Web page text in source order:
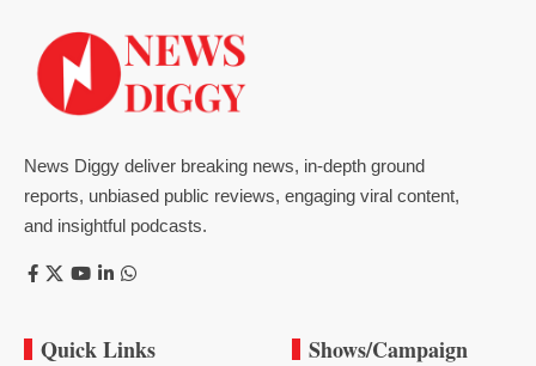
News Diggy deliver breaking news, in-depth ground
reports, unbiased public reviews, engaging viral content,
and insightful podcasts.
Quick Links Shows/Campaign